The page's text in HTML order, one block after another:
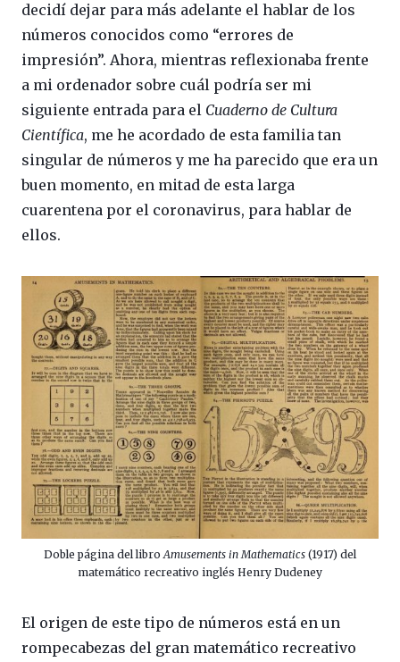
decidí dejar para más adelante el hablar de los
números conocidos como “errores de
impresión”. Ahora, mientras reflexionaba frente
a mi ordenador sobre cuál podría ser mi
siguiente entrada para el Cuaderno de Cultura
Científica, me he acordado de esta familia tan
singular de números y me ha parecido que era un
buen momento, en mitad de esta larga
cuarentena por el coronavirus, para hablar de
ellos.
Doble página del libro Amusements in Mathematics (1917) del
matemático recreativo inglés Henry Dudeney
El origen de este tipo de números está en un
rompecabezas del gran matemático recreativo